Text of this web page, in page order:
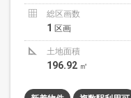
総区画数
1 区画
土地面積
196.92 ㎡